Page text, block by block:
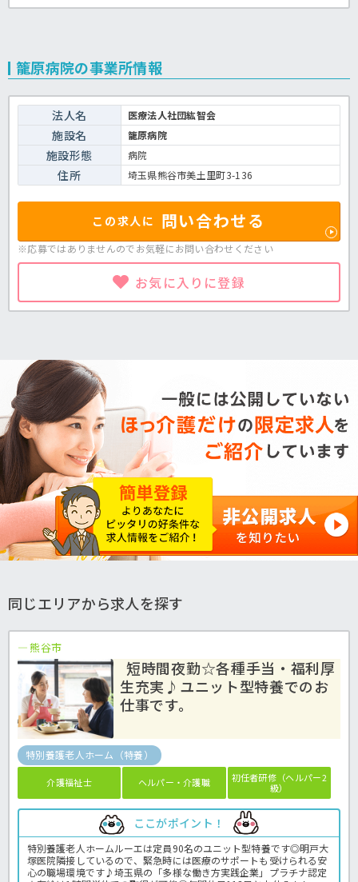
籠原病院の事業所情報
法人名 医療法人社団紘智会
施設名 籠原病院
施設形態 病院
住所 埼玉県熊谷市美土里町3-136
この求人に 問い合わせる
※応募ではありませんのでお気軽にお問い合わせください
お気に入りに登録
同じエリアから求人を探す
熊谷市
短時間夜勤☆各種手当・福利厚
生充実♪ユニット型特養でのお
仕事です。
特別養護老人ホーム（特養）
介護福祉士 ヘルパー・介護職
初任者研修（ヘルパー2
級）
ここがポイント！
特別養護老人ホームルーエは定員90名のユニット型特養です◎明戸大
塚医院隣接しているので、緊急時には医療のサポートも受けられる安
心の職場環境です♪埼玉県の「多様な働き方実践企業」プラチナ認定